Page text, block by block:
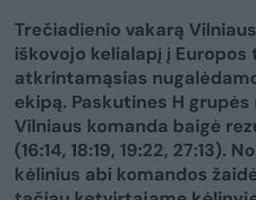
Trečiadienio vakarą
iškovojo kelialapį į Europos
atkrintamąsias
ekipą. Paskutines H
Vilniaus komanda baigė
(16:14, 18:19, 19:22, 27:13).
kėlinius abi komandos